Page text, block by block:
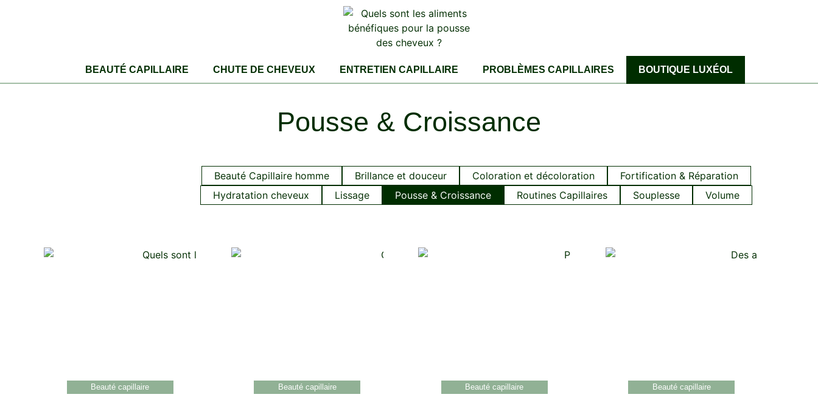
BEAUTÉ CAPILLAIRE CHUTE DE CHEVEUX ENTRETIEN CAPILLAIRE PROBLÈMES CAPILLAIRES BOUTIQUE LUXÉOL
Pousse & Croissance
Beauté Capillaire homme Brillance et douceur Coloration et décoloration
Fortification & Réparation
Hydratation cheveux
Lissage Pousse & Croissance Routines Capillaires Souplesse Volume
Beauté capillaire Beauté capillaire Beauté capillaire Beauté capillaire